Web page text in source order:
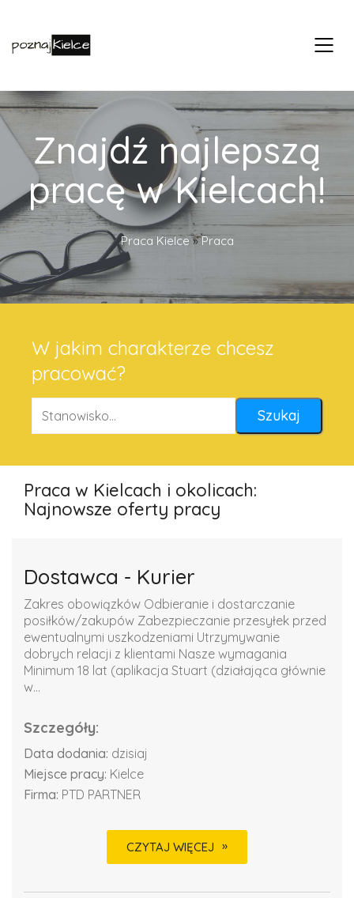
Znajdź najlepszą
pracę w Kielcach!
Praca Kielce»Praca
W jakim charakterze chcesz
pracować?
Praca w Kielcach i okolicach:
Najnowsze oferty pracy
Dostawca - Kurier
Zakres obowiązków Odbieranie i dostarczanie
posiłków/zakupów Zabezpieczanie przesyłek przed
ewentualnymi uszkodzeniami Utrzymywanie
dobrych relacji z klientami Nasze wymagania
Minimum 18 lat (aplikacja Stuart (działająca głównie
w...
Szczegóły:
Data dodania: dzisiaj
Miejsce pracy: Kielce
Firma: PTD PARTNER
CZYTAJ WIĘCEJ